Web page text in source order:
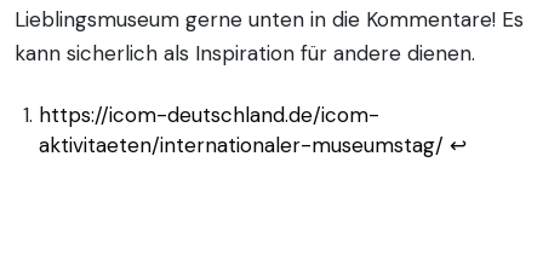
Lieblingsmuseum gerne unten in die Kommentare! Es
kann sicherlich als Inspiration für andere dienen.
https://icom-deutschland.de/icom-
aktivitaeten/internationaler-museumstag/ ↩︎